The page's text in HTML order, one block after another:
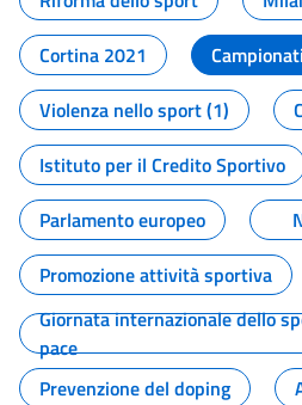
Cortina 2021
Violenza nello sport (1)
Istituto per il Credito Sportivo
Parlamento europeo
Promozione attività sportiva
Giornata internazionale dello
pace
Prevenzione del doping